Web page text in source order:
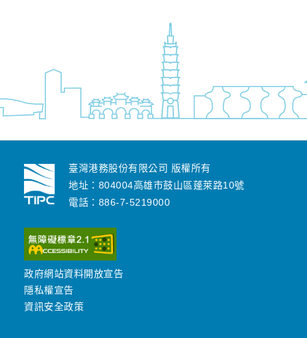
臺灣港務股份有限公司 版權所有
地址：804004高雄市鼓山區蓬萊路10號
電話：886-7-5219000
政府網站資料開放宣告
隱私權宣告
資訊安全政策